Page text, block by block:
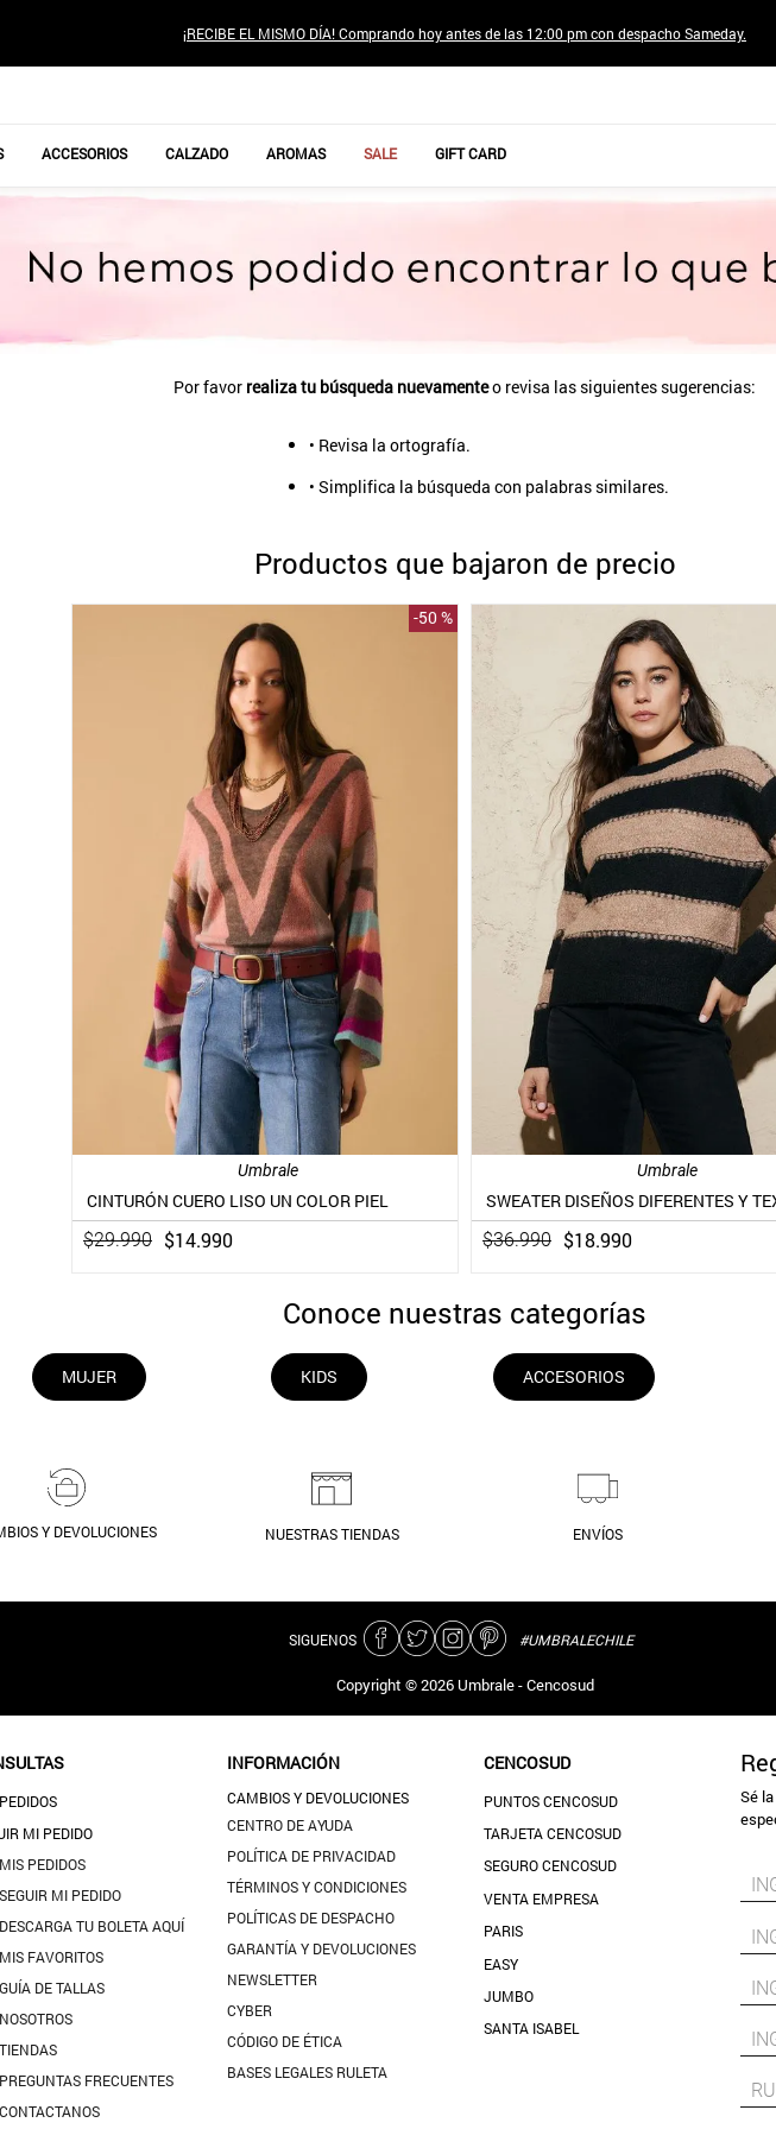
¡RECIBE EL MISMO DÍA! Comprando hoy antes de las 12:00 pm con despacho Sameday.
ACCESORIOS CALZADO AROMAS SALE GIFT CARD
Por favor realiza tu búsqueda nuevamenteo revisa las siguientes sugerencias:
• Revisa la ortografía.
• Simplifica la búsqueda con palabras similares.
Productos que bajaron de precio
-50 %
Umbrale
CINTURÓN CUERO LISO UN COLOR PIEL
$29.990 $14.990
Umbrale
SWEATER DISEÑOS DIFERENTES Y
$36.990 $18.990
Conoce nuestras categorías
MUJER KIDS ACCESORIOS
Y DEVOLUCIONES NUESTRAS TIENDAS ENVÍOS
SIGUENOS #UMBRALECHILE
Copyright © 2026 Umbrale - Cencosud
MI PEDIDO
MIS PEDIDOS
SEGUIR MI PEDIDO
DESCARGA TU BOLETA AQUÍ
MIS FAVORITOS
GUÍA DE TALLAS
NOSOTROS
TIENDAS
PREGUNTAS FRECUENTES
CONTACTANOS
INFORMACIÓN
CAMBIOS Y DEVOLUCIONES
CENTRO DE AYUDA
POLÍTICA DE PRIVACIDAD
TÉRMINOS Y CONDICIONES
POLÍTICAS DE DESPACHO
GARANTÍA Y DEVOLUCIONES
NEWSLETTER
CYBER
CÓDIGO DE ÉTICA
BASES LEGALES RULETA
CENCOSUD
PUNTOS CENCOSUD
TARJETA CENCOSUD
SEGURO CENCOSUD
VENTA EMPRESA
PARIS
EASY
JUMBO
SANTA ISABEL
Sé
.
sweter
6 .
botin
aros